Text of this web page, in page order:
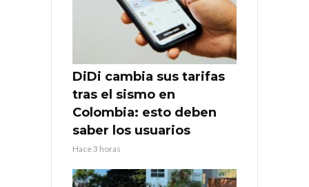
DiDi cambia sus tarifas
tras el sismo en
Colombia: esto deben
saber los usuarios
Hace 3 horas